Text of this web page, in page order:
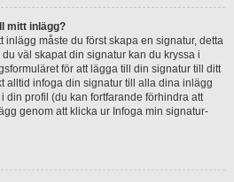
mitt inlägg?
inlägg måste du först skapa en signatur, detta
väl skapat din signatur kan du kryssa i
för att lägga till din signatur till ditt
alltid infoga din signatur till alla dina inlägg
din profil (du kan fortfarande förhindra att
genom att klicka ur Infoga min signatur-